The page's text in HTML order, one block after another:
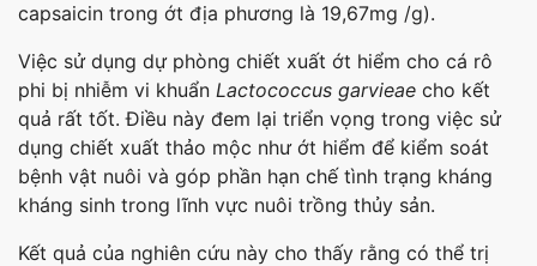
capsaicin trong ớt địa phương là 19,67mg /g).
Việc sử dụng dự phòng chiết xuất ớt hiểm cho cá rô
phi bị nhiễm vi khuẩn Lactococcus garvieae cho kết
quả rất tốt. Điều này đem lại triển vọng trong việc sử
dụng chiết xuất thảo mộc như ớt hiểm để kiểm soát
bệnh vật nuôi và góp phần hạn chế tình trạng kháng
kháng sinh trong lĩnh vực nuôi trồng thủy sản.
Kết quả của nghiên cứu này cho thấy rằng có thể trị